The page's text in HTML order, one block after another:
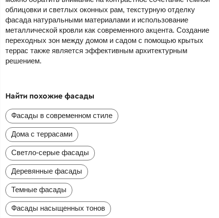
облицовки и светлых оконных рам, текстурную отделку
фасада натуральными материалами и использование
металлической кровли как современного акцента. Создание
переходных зон между домом и садом с помощью крытых
террас также является эффективным архитектурным
решением.
Найти похожие фасады
Фасады в современном стиле
Дома с террасами
Светло-серые фасады
Деревянные фасады
Темные фасады
Фасады насыщенных тонов